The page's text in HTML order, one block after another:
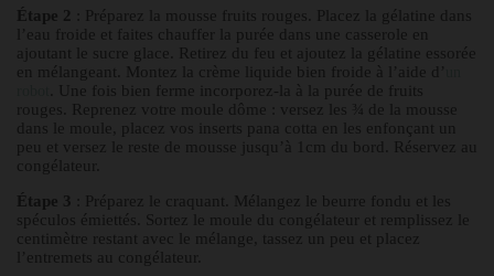
Étape 2
: Préparez la mousse fruits rouges. Placez la gélatine dans
l’eau froide et faites chauffer la purée dans une casserole en
ajoutant le sucre glace. Retirez du feu et ajoutez la gélatine essorée
en mélangeant. Montez la crème liquide bien froide à l’aide d’
. Une fois bien ferme incorporez-la à la purée de fruits
rouges. Reprenez votre moule dôme : versez les ¾ de la mousse
dans le moule, placez vos inserts pana cotta en les enfonçant un
peu et versez le reste de mousse jusqu’à 1cm du bord. Réservez au
congélateur.
Étape 3
: Préparez le craquant. Mélangez le beurre fondu et les
spéculos émiettés. Sortez le moule du congélateur et remplissez le
centimètre restant avec le mélange, tassez un peu et placez
l’entremets au congélateur.